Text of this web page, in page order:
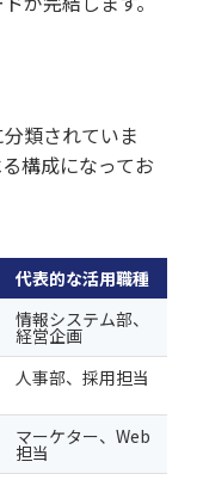
類されていま
構成になってお
代表的な活用職種
情報システム部、
経営企画
人事部、採用担当
マーケター、Web
担当